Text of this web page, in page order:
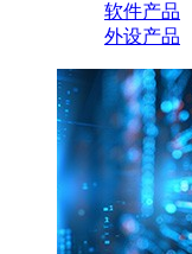
软件产品
外设产品